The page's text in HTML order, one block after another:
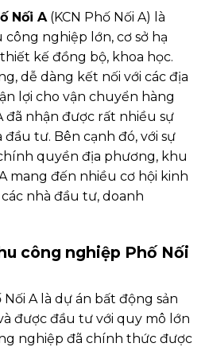
Nối A(KCN Phố Nối A) là
nghiệp lớn, cơ sở hạ
kế đồng bộ, khoa học.
dễ dàng kết nối với các địa
lợi cho vận chuyển hàng
đã nhận được rất nhiều sự
tư. Bên cạnh đó, với sự
quyền địa phương, khu
mang đến nhiều cơ hội kinh
nhà đầu tư, doanh
công nghiệp Phố Nối
A là dự án bất động sản
được đầu tư với quy mô lớn
nghiệp đã chính thức được